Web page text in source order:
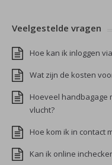
Veelgestelde vragen
Hoe kan ik inloggen via
Wat zijn de kosten
Hoeveel handbagage
vlucht?
Hoe kom ik in contact
Kan ik online